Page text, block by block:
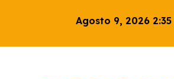
Agosto 9, 2026 2:35